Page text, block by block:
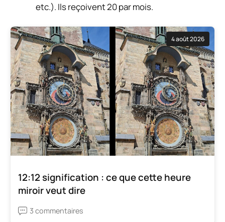
etc.). Ils reçoivent 20 par mois.
4 août 2026
12:12 signification : ce que cette heure
miroir veut dire
3 commentaires